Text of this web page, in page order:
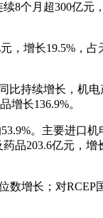
8个月超300亿元
，增长19.5%，
比持续增长，机
增长136.9%。
。主要进口
品203.6亿元，增
增长；对RCEP